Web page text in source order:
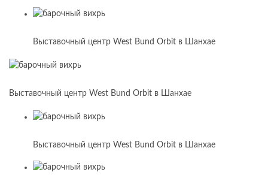
Выставочный центр West Bund Orbit в Шанхае
Выставочный центр West Bund Orbit в Шанхае
Выставочный центр West Bund Orbit в Шанхае